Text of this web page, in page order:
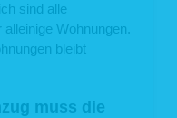
sind alle
Wohnungen.
bleibt
muss die